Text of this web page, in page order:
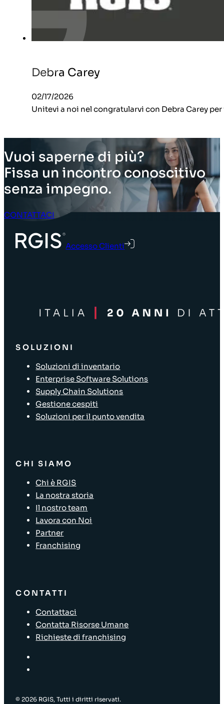
Debra Carey
02/17/2026
Unitevi a noi nel congratularvi con Debra Carey
Vuoi saperne di più?
Fissa un incontro conoscitivo
senza impegno.
CONTATTACI
Accesso Clienti
SOLUZIONI
Soluzioni di inventario
Enterprise Software Solutions
Supply Chain Solutions
Gestione cespiti
Soluzioni per il punto vendita
CHI SIAMO
Chi è RGIS
La nostra storia
Il nostro team
Lavora con Noi
Partner
Franchising
CONTATTI
Contattaci
Contatta Risorse Umane
Richieste di franchising
© 2026 RGIS, Tutti i diritti riservati.